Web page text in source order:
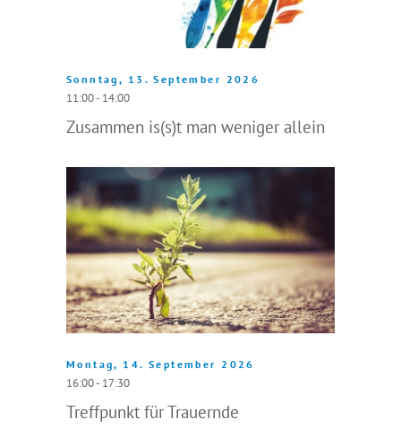
Sonntag, 13. September 2026
11:00 - 14:00
Zusammen is(s)t man weniger allein
Montag, 14. September 2026
16:00 - 17:30
Treffpunkt für Trauernde